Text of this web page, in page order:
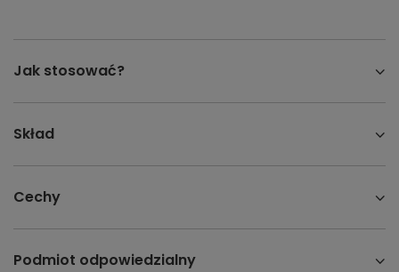
Jak stosować?
Skład
Cechy
Podmiot odpowiedzialny